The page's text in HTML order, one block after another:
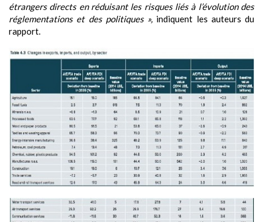
étrangers directs en réduisant les risques liés à l’évolution des
réglementations et des politiques », indiquent les auteurs du
rapport.